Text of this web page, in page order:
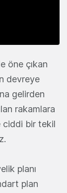
öne çıkan
devreye
gelirden
rakamlara
ciddi bir tekil
planı
plan